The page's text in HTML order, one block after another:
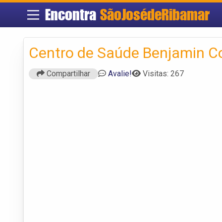
Encontra SãoJosédeRibamar
Centro de Saúde Benjamin
Compartilhar Avalie! Visitas: 267